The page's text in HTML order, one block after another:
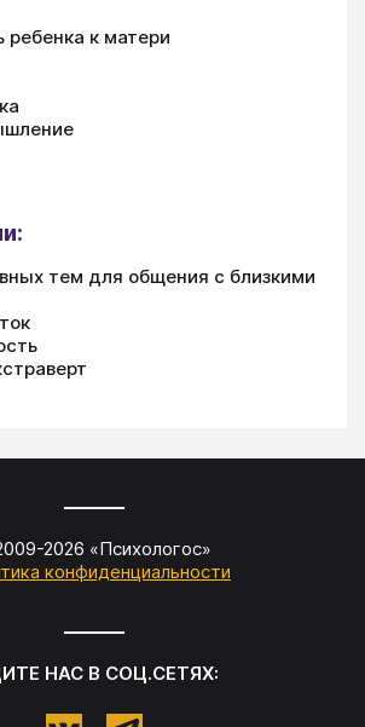
ребенка к матери
тем для общения с близкими
2026 «Психологос»
конфиденциальности
НАС В СОЦ.СЕТЯХ: